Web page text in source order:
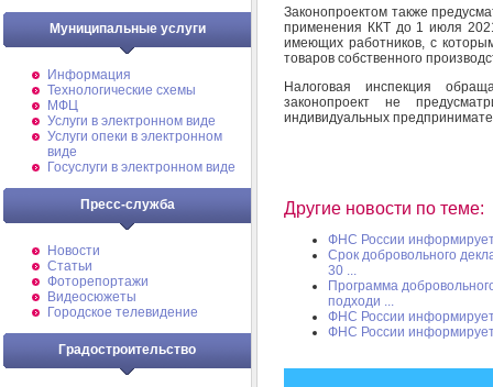
Муниципальные услуги
Информация
Технологические схемы
МФЦ
Услуги в электронном виде
Услуги опеки в электронном
виде
Госуслуги в электронном виде
Пресс-служба
Новости
Статьи
Фоторепортажи
Видеосюжеты
Городское телевидение
Градостроительство
Законопроектом также
применения ККТ до 1 июля
имеющих работников, с
товаров собственного
Налоговая инспекция
законопроект не
индивидуальных
Другие новости по теме:
ФНС России
Срок добровольного
30 ...
Программа
подходи ...
ФНС России
ФНС России